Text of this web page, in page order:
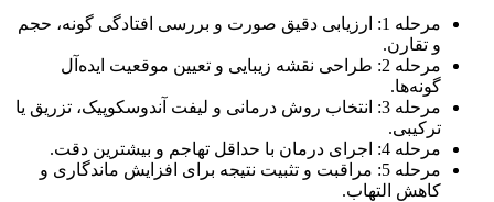
مرحله 1: ارزیابی دقیق صورت و بررسی افتادگی گونه، حجم
و تقارن.
مرحله 2: طراحی نقشه زیبایی و تعیین موقعیت ایده‌آل
گونه‌ها.
مرحله 3: انتخاب روش درمانی و لیفت آندوسکوپیک، تزریق یا
ترکیبی.
مرحله 4: اجرای درمان با حداقل تهاجم و بیشترین دقت.
مرحله 5: مراقبت و تثبیت نتیجه برای افزایش ماندگاری و
کاهش التهاب.